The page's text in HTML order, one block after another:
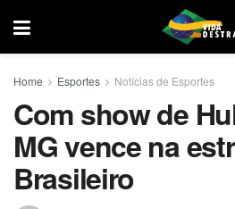
Home Esportes Notícias de Esportes
Com show de
MG vence na
Brasileiro